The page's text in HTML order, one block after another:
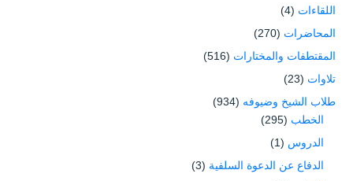
اللقاءات (4)
المحاضرات (270)
المقتطفات والمختارات (516)
تلاوات (23)
طلاب الشيخ وضيوفه (934)
الخطب (295)
الدروس (1)
الدفاع عن الدعوة السلفية (3)